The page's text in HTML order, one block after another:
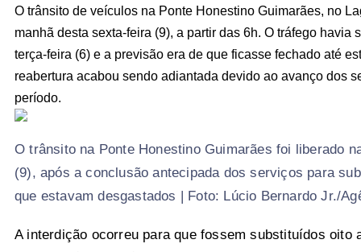
O trânsito de veículos na Ponte Honestino Guimarães, no
manhã desta sexta-feira (9), a partir das 6h. O tráfego havia
terça-feira (6) e a previsão era de que ficasse fechado até
reabertura acabou sendo adiantada devido ao avanço dos
período.
O trânsito na Ponte Honestino Guimarães foi liberado
(9), após a conclusão antecipada dos serviços para
que estavam desgastados | Foto: Lúcio Bernardo Jr./
A interdição ocorreu para que fossem substituídos oito